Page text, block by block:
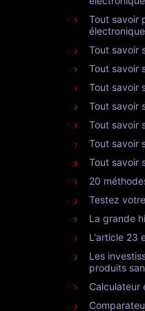
Tout savoir
électronique
Tout savoir
Tout savoir
Tout savoir
Tout savoir
Tout savoir
Tout savoir
Tout savoir
20
Testez
La grande
L'article 23
Les
produits
Calculateur